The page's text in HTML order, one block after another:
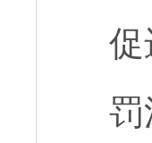
促
罚